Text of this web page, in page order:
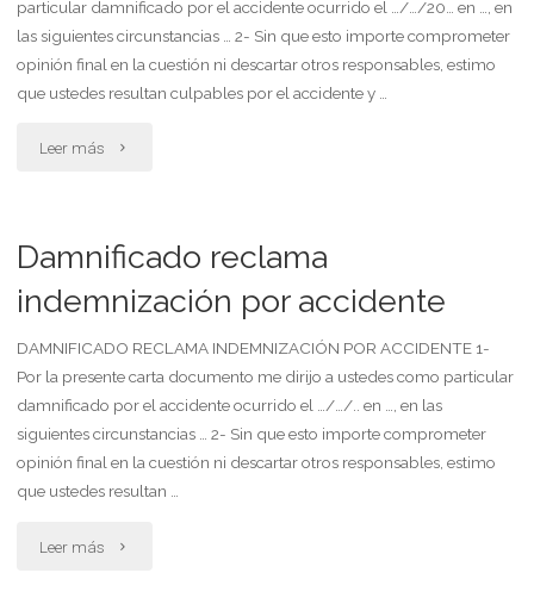
con
indemnización
particular damnificado por el accidente ocurrido el …/…/20… en …, en
las siguientes circunstancias … 2- Sin que esto importe comprometer
opinión final en la cuestión ni descartar otros responsables, estimo
que ustedes resultan culpables por el accidente y …
Leer más "Damnificado
indemnización
Damnificado reclama
indemnización por accidente
DAMNIFICADO RECLAMA INDEMNIZACIÓN POR ACCIDENTE 1-
Por la presente carta documento me dirijo a ustedes como particular
damnificado por el accidente ocurrido el …/…/.. en …, en las
siguientes circunstancias … 2- Sin que esto importe comprometer
opinión final en la cuestión ni descartar otros responsables, estimo
que ustedes resultan …
Leer más "Damnificado